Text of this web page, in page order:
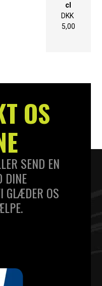
cl
DKK
5,00
OS
SEND EN
DINE
GLÆDER OS